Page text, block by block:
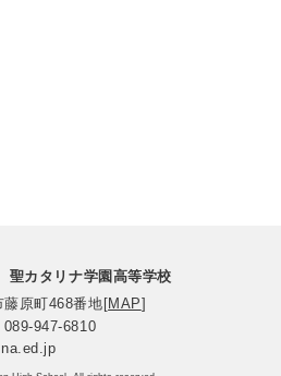
聖カタリナ学園高等学校
原町468番地 [MAP]
089-947-6810